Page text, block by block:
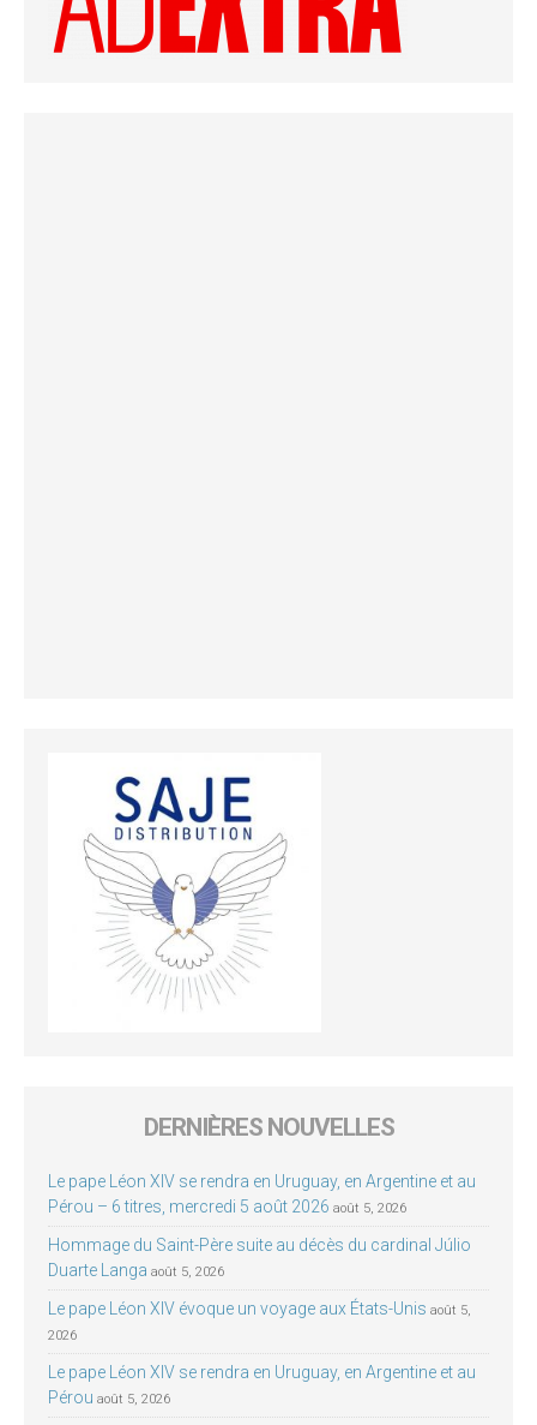
DERNIÈRES NOUVELLES
Le pape Léon XIV se rendra en Uruguay, en Argentine et au
Pérou – 6 titres, mercredi 5 août 2026 août 5, 2026
Hommage du Saint-Père suite au décès du cardinal Júlio
Duarte Langa août 5, 2026
Le pape Léon XIV évoque un voyage aux États-Unis août 5,
2026
Le pape Léon XIV se rendra en Uruguay, en Argentine et au
Pérou août 5, 2026